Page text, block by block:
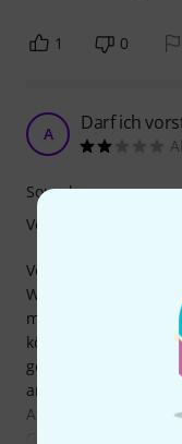
1 0
A Darf ich
Vorweg, altes
Wurde immer mit
mittlere Spannung
könnte die E-Saite
gegenüber den
an Brillanz.
Also die Thomann
Sound
Verarbeitung